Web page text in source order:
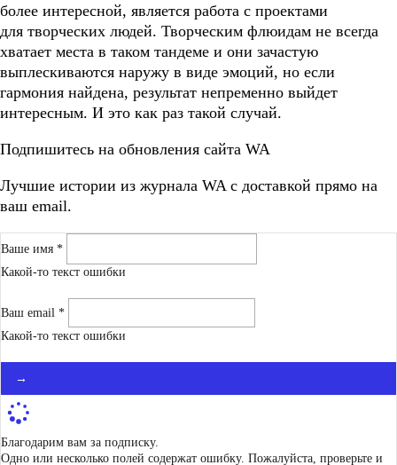
более интересной, является работа с проектами
для творческих людей. Творческим флюидам не всегда
хватает места в таком тандеме и они зачастую
выплескиваются наружу в виде эмоций, но если
гармония найдена, результат непременно выйдет
интересным. И это как раз такой случай.
Подпишитесь на обновления сайта WA
Лучшие истории из журнала WA c доставкой прямо на
ваш email.
Ваше имя *
Какой-то текст ошибки
Ваш email *
Какой-то текст ошибки
→
Благодарим вам за подписку.
Одно или несколько полей содержат ошибку. Пожалуйста, проверьте и